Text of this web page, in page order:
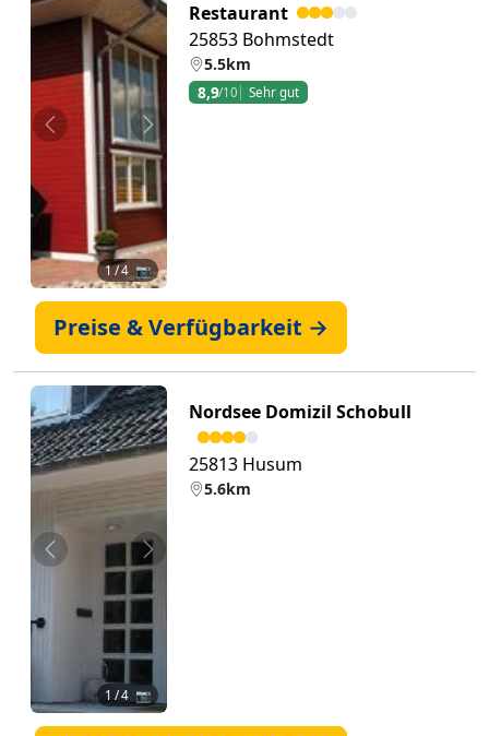
Zurück Weiter
1/ 4 📷
Restaurant
25853 Bohmstedt
5.5km
8,9/10 Sehr gut
Preise & Verfügbarkeit →
Zurück Weiter
1 / 4 📷
Nordsee Domizil Schobull
25813 Husum
5.6km